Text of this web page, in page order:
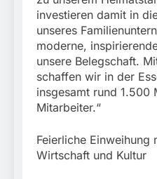
investieren damit in
unseres
moderne,
unsere Belegschaft.
schaffen wir in der
insgesamt rund 1.500
Mitarbeiter.“
Feierliche Einweihung
Wirtschaft und Kultur